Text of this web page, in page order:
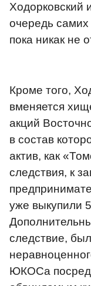
Ходорковский
очередь самих
пока никак не
Кроме того,
вменяется
акций
в состав
актив, как
следствия, к
уже выкупили
следствие,
ЮКОСа